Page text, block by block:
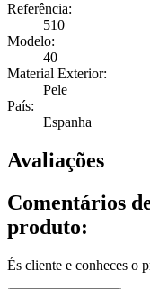
Referência:
510
Modelo:
40
Material Exterior:
Pele
País:
Espanha
Avaliações
Comentários
produto:
És cliente e conheces o